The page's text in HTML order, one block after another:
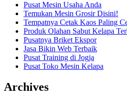
Pusat Mesin Usaha Anda
Temukan Mesin Grosir Disini!
Tempatnya Cetak Kaos Paling
Produk Olahan Sabut Kelapa
Pusatnya Briket Ekspor
Jasa Bikin Web Terbaik
Pusat Training di Jogja
Pusat Toko Mesin Kelapa
Archives